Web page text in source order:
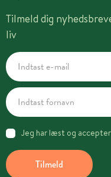
Tilmeld dig
liv
Tilmeld
Jeg har læst og